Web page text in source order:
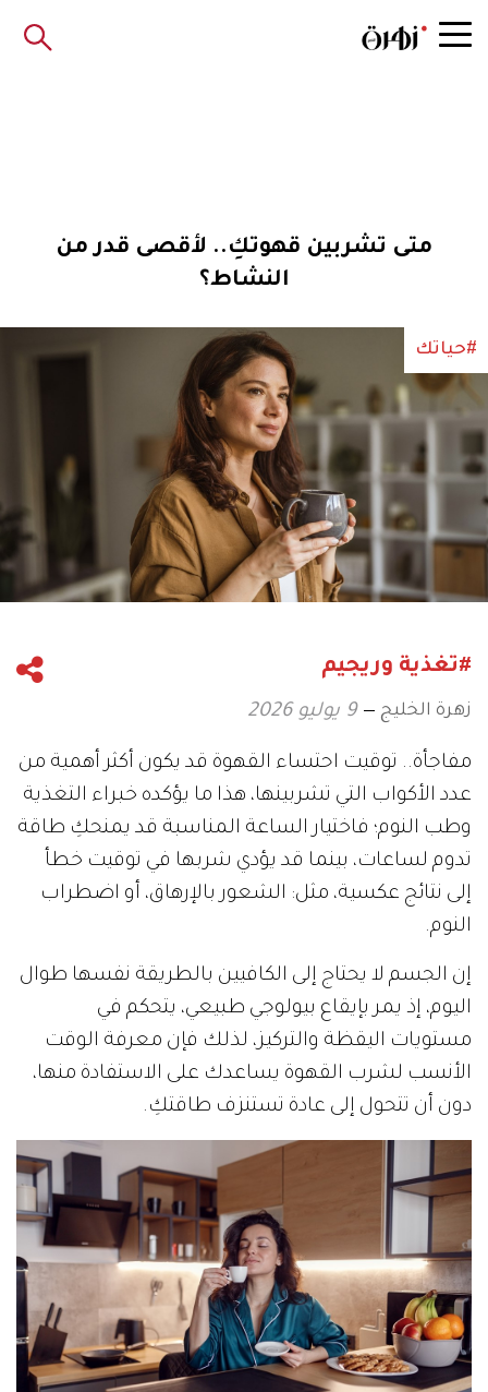
متى تشربين قهوتكِ.. لأقصى قدر من
النشاط؟
#حياتك
#تغذية وريجيم
زهرة الخليج 9 يوليو 2026
مفاجأة.. توقيت احتساء القهوة قد يكون أكثر أهمية من
عدد الأكواب التي تشربينها، هذا ما يؤكده خبراء التغذية
وطب النوم؛ فاختيار الساعة المناسبة قد يمنحكِ طاقة
تدوم لساعات، بينما قد يؤدي شربها في توقيت خطأ
إلى نتائج عكسية، مثل: الشعور بالإرهاق، أو اضطراب
النوم.
إن الجسم لا يحتاج إلى الكافيين بالطريقة نفسها طوال
اليوم، إذ يمر بإيقاع بيولوجي طبيعي، يتحكم في
مستويات اليقظة والتركيز، لذلك فإن معرفة الوقت
الأنسب لشرب القهوة يساعدك على الاستفادة منها،
دون أن تتحول إلى عادة تستنزف طاقتكِ.